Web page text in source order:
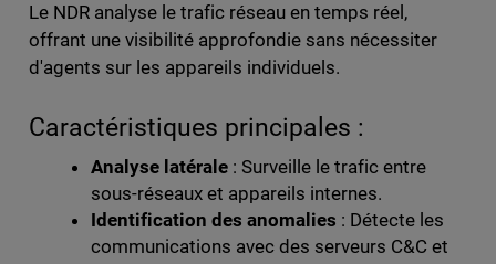
Le NDR analyse le trafic réseau en temps réel,
offrant une visibilité approfondie sans nécessiter
d'agents sur les appareils individuels.
Caractéristiques principales :
Analyse latérale: Surveille le trafic entre
sous-réseaux et appareils internes.
Identification des anomalies : Détecte les
communications avec des serveurs C&C et